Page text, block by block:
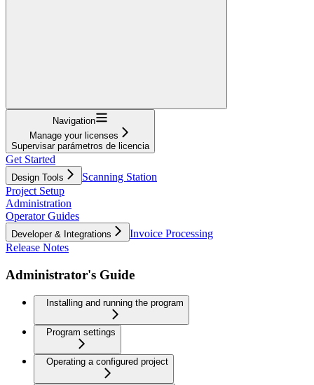
Navigation
Manage your licenses
Supervisar parámetros de licencia
Get Started
Design Tools
Scanning Station
Project Setup
Administration
Operator Guides
Developer & Integrations
Invoice Processing
Release Notes
Administrator's Guide
Installing and running the program
Program settings
Operating a configured project